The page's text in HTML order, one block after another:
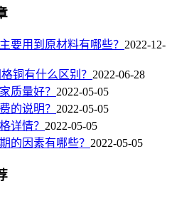
要用到原材料有哪些？ 2022-12-
铜有什么区别？ 2022-06-28
质量好？ 2022-05-05
的说明？ 2022-05-05
详情？ 2022-05-05
的因素有哪些？ 2022-05-05